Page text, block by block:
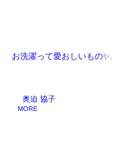
お洗濯って愛おしいもの✨...
奥迫 協子
MORE